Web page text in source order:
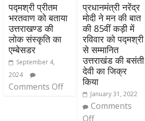
पद्मश्री प्रीतम
भरतवाण को बताया
उत्तराखण्ड की
लोक संस्कृति का
एम्बेसडर
September 4,
2024
Comments Off
प्रधानमंत्री नरेंद्र
मोदी ने मन की बात
की 85वीं कड़ी में
रविवार को पद्मश्री
से सम्मानित
उत्तराखंड की बसंती
देवी का जिक्र
किया
January 31, 2022
Comments
Off